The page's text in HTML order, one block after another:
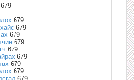
679
679
679
679
679
679
679
679
679
679